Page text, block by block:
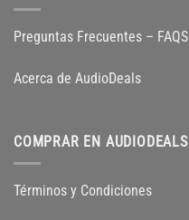
Preguntas Frecuentes – FAQS
Acerca de AudioDeals
COMPRAR EN AUDIODEALS
Términos y Condiciones